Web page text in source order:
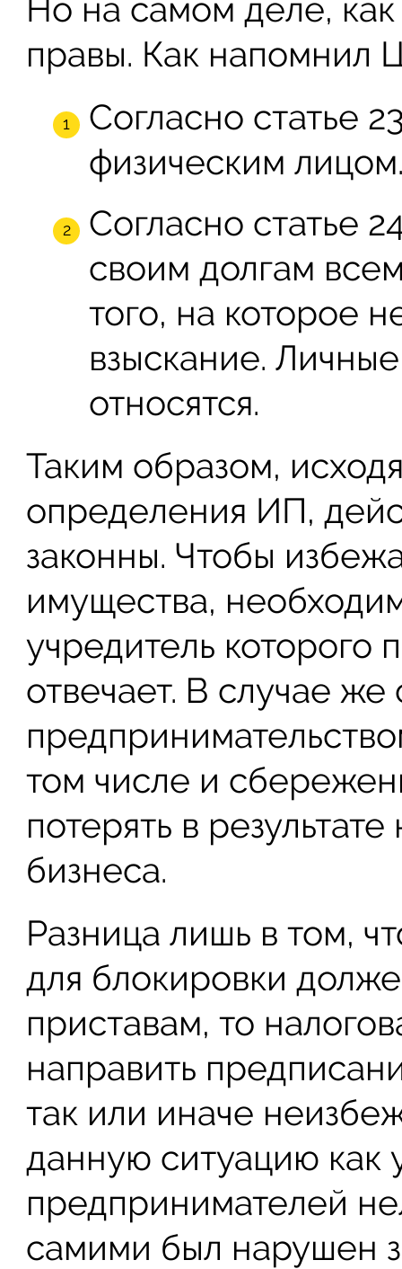
Но на самом деле,
правы. Как напомнил
Согласно статье
физическим
Согласно статье
своим долгам
того, на которое
взыскание.
относятся.
Таким образом,
определения ИП,
законны. Чтобы
имущества,
учредитель которого
отвечает. В случае
том числе и
потерять в
бизнеса.
Разница лишь в том,
для блокировки
приставам, то
направить
так или иначе
данную ситуацию
предпринимателей
самими был нарушен